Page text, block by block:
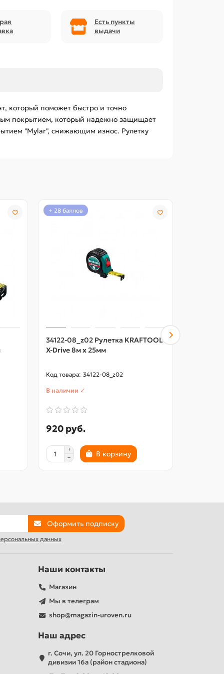
Есть пункты
выдачи
который поможет быстро и точно
покрытием, который надежно защищает
"Mylar", снижающим износ. Рулетку
+ 28 баллов
34122-08_z02 Рулетка KRAFTOOL
X-Drive 8м х 25мм
34122-08_z02
В наличии ✓
920 руб.
В корзину
Оформить подписку
данных
Наши контакты
Магазин
Мы в телеграм
shop@magazin-uroven.ru
Наш адрес
г. Сочи, ул. 20 Горнострелковой
дивизии 16а (район стадиона)